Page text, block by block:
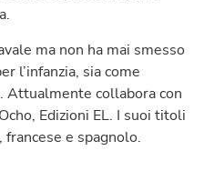
ma non ha mai smesso
l’infanzia, sia come
Attualmente collabora con
Edizioni EL. I suoi titoli
e spagnolo.